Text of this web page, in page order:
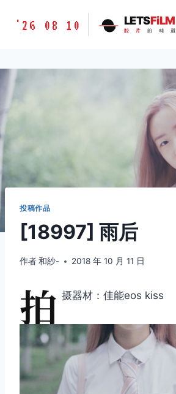
胶
味
LETSFILM
'26 08 10 LETSFiLM
胶 片 的 味 道
投稿作品
[18997] 雨后
作者和紗- 2018 年 10 月 11 日
拍 摄器材：佳能eos kiss